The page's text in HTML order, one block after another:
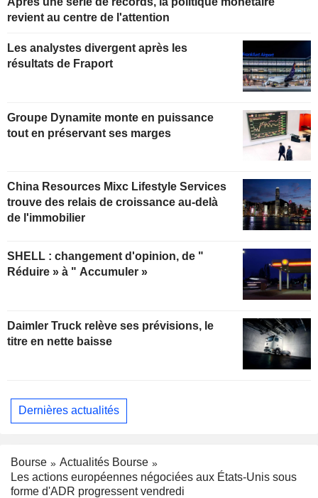
revient au centre de l'attention
Les analystes divergent après les
résultats de Fraport
Groupe Dynamite monte en puissance
tout en préservant ses marges
China Resources Mixc Lifestyle Services
trouve des relais de croissance au-delà
de l'immobilier
SHELL : changement d'opinion, de "
Réduire » à " Accumuler »
Daimler Truck relève ses prévisions, le
titre en nette baisse
Dernières actualités
Bourse
Actualités Bourse
Les actions européennes négociées aux États-Unis sous
forme d'ADR progressent vendredi